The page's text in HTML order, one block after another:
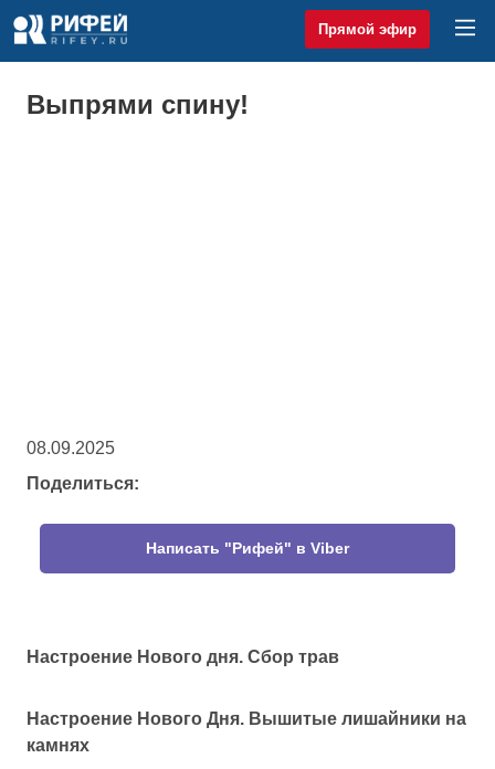
Прямой эфир
Выпрями спину!
08.09.2025
Поделиться:
Написать "Рифей" в Viber
Настроение Нового дня. Сбор трав
Настроение Нового Дня. Вышитые лишайники на
камнях